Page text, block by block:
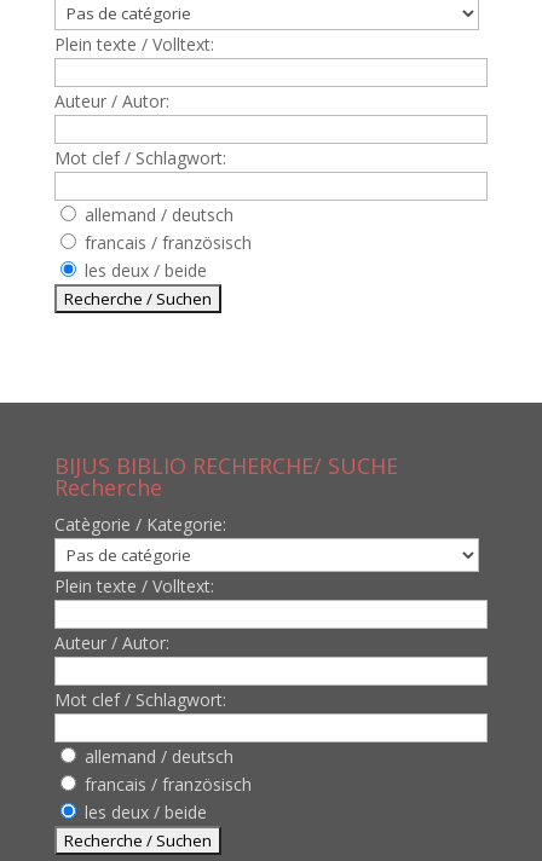
Plein texte / Volltext:
Auteur / Autor:
Mot clef / Schlagwort:
allemand / deutsch
francais / französisch
les deux / beide
BIJUS BIBLIO RECHERCHE/ SUCHE
Recherche
Catègorie / Kategorie:
Plein texte / Volltext:
Auteur / Autor:
Mot clef / Schlagwort:
allemand / deutsch
francais / französisch
les deux / beide